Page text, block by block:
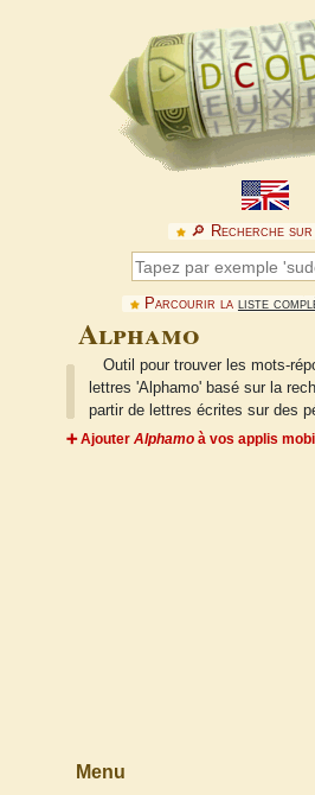
🔎︎ Recherche sur
Parcourir la liste
Alphamo
Outil pour trouver les mots-
lettres 'Alphamo' basé sur la
partir de lettres écrites sur des
➕ Ajouter Alphamo à vos applis
Menu